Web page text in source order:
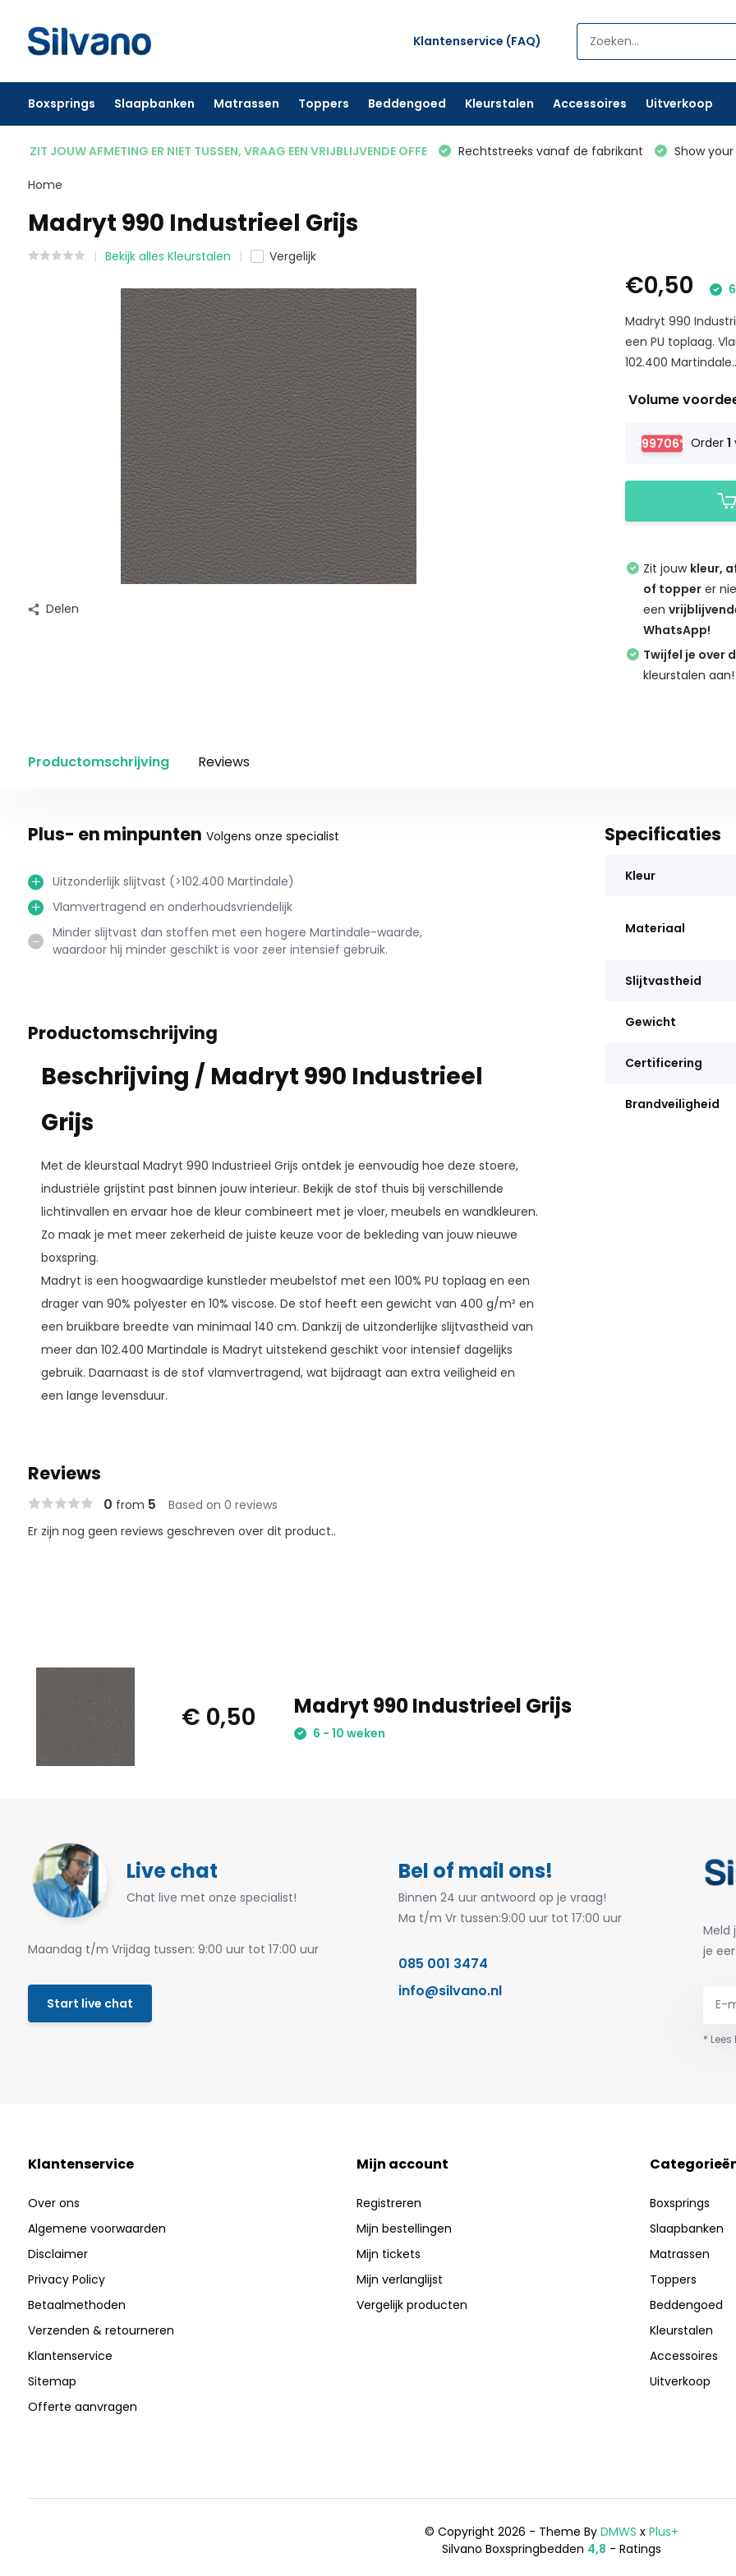
Klantenservice (FAQ)
Boxsprings Slaapbanken Matrassen Toppers Beddengoed Kleurstalen Accessoires Uitverkoop
ZIT JOUW AFMETING ER NIET TUSSEN, VRAAG EEN VRIJBLIJVENDE OFFE Rechtstreeks vanaf de fabrikant Show your
Home
Madryt 990 Industrieel Grijs
Bekijk alles Kleurstalen Vergelijk
Delen
€0,50
Madryt 990
een PU toplaag.
102.400
Volume
-99706% Order1
Zit jouw kleur,
of topper er
een
WhatsApp!
Twijfel je over
kleurstalen aan!
Productomschrijving Reviews
Plus- en minpunten Volgens onze specialist
Uitzonderlijk slijtvast (>102.400 Martindale)
Vlamvertragend en onderhoudsvriendelijk
Minder slijtvast dan stoffen met een hogere Martindale-waarde,
waardoor hij minder geschikt is voor zeer intensief gebruik.
Productomschrijving
Beschrijving / Madryt 990 Industrieel
Grijs
Met de kleurstaal Madryt 990 Industrieel Grijs ontdek je eenvoudig hoe deze stoere,
industriële grijstint past binnen jouw interieur. Bekijk de stof thuis bij verschillende
lichtinvallen en ervaar hoe de kleur combineert met je vloer, meubels en wandkleuren.
Zo maak je met meer zekerheid de juiste keuze voor de bekleding van jouw nieuwe
boxspring.
Madryt is een hoogwaardige kunstleder meubelstof met een 100% PU toplaag en een
drager van 90% polyester en 10% viscose. De stof heeft een gewicht van 400 g/m² en
een bruikbare breedte van minimaal 140 cm. Dankzij de uitzonderlijke slijtvastheid van
meer dan 102.400 Martindale is Madryt uitstekend geschikt voor intensief dagelijks
gebruik. Daarnaast is de stof vlamvertragend, wat bijdraagt aan extra veiligheid en
een lange levensduur.
Specificaties
Kleur
Materiaal
Slijtvastheid
Gewicht
Certificering
Brandveiligheid
Reviews
0 from 5 Based on 0 reviews
Er zijn nog geen reviews geschreven over dit product..
€ 0,50 Madryt 990 Industrieel Grijs
6 - 10 weken
Live chat
Chat live met onze specialist!
Maandag t/m Vrijdag tussen: 9:00 uur tot 17:00 uur
Start live chat
Bel of mail ons!
Binnen 24 uur antwoord op je vraag!
Ma t/m Vr tussen:9:00 uur tot 17:00 uur
085 001 3474
info@silvano.nl
Meld
je
*
Klantenservice
Over ons
Algemene voorwaarden
Disclaimer
Privacy Policy
Betaalmethoden
Verzenden & retourneren
Klantenservice
Sitemap
Offerte aanvragen
Mijn account
Registreren
Mijn bestellingen
Mijn tickets
Mijn verlanglijst
Vergelijk producten
Boxsprings
Slaapbanken
Matrassen
Toppers
Beddengoed
Kleurstalen
Accessoires
Uitverkoop
© Copyright 2026 - Theme ByDMWS xPlus+
Silvano Boxspringbedden 4,8 - Ratings